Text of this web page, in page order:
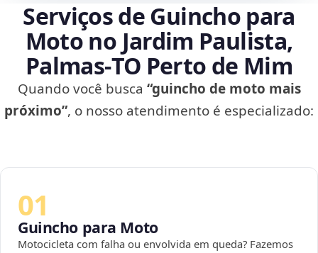
Serviços de Guincho para
Moto no Jardim Paulista,
Palmas‑TO Perto de Mim
Quando você busca “guincho de moto mais
próximo”, o nosso atendimento é especializado:
01
Guincho para Moto
Motocicleta com falha ou envolvida em queda? Fazemos